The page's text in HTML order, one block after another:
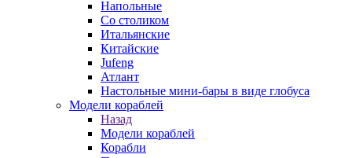
Напольные
Со столиком
Итальянские
Китайские
Jufeng
Атлант
Настольные мини-бары в виде глобуса
Модели кораблей
Назад
Модели кораблей
Корабли